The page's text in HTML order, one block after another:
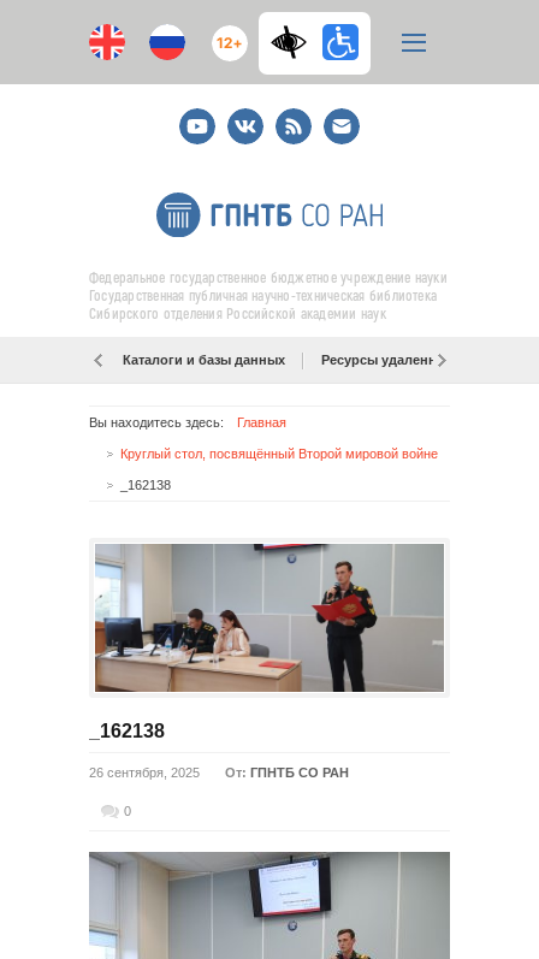
12+
YoutubeВКонтакте
RSS
E-
mail
подписка
Федеральное государственное бюджетное учреждение науки
Государственная публичная научно-техническая библиотека
Сибирского отделения Российской академии наук
Каталоги и базы данных Ресурсы удаленного доступа
Вы находитесь здесь: Главная
Круглый стол, посвящённый Второй мировой войне
_162138
_162138
26 сентября, 2025 От: ГПНТБ СО РАН
0